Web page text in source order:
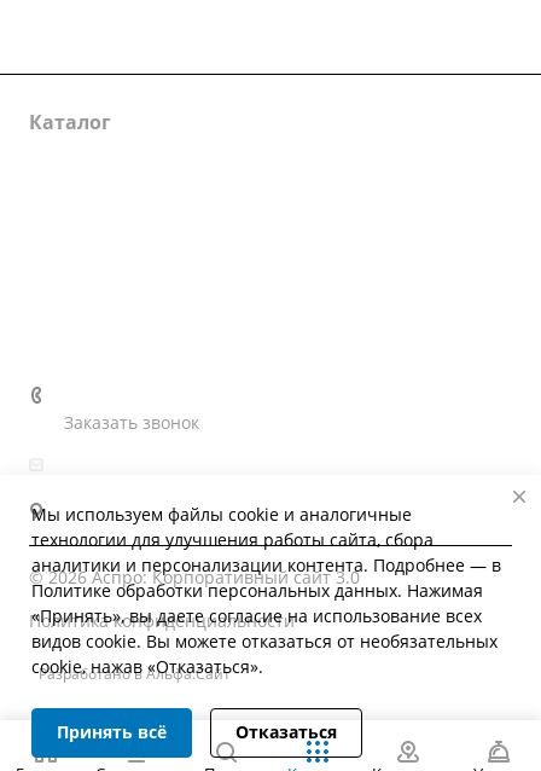
Каталог
Заказать звонок
302028, г. Орёл, ул. Гуртьева, 27
© 2026 Аспро: Корпоративный сайт 3.0
Политика конфиденциальности
Разработано в Альфа.Сайт
Мы используем файлы cookie и аналогичные
технологии для улучшения работы сайта, сбора
аналитики и персонализации контента. Подробнее — в
Политике обработки персональных данных. Нажимая
«Принять», вы даете согласие на использование всех
видов cookie. Вы можете отказаться от необязательных
cookie, нажав «Отказаться».
Принять всё Отказаться